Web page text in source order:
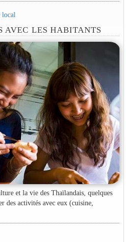
local
AVEC LES HABITANTS
et la vie des Thaïlandais, quelques
des activités avec eux (cuisine,